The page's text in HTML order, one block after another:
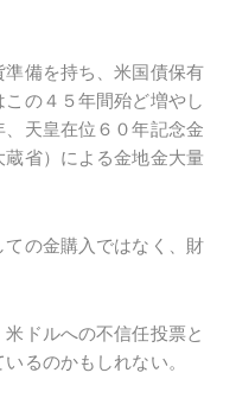
備を持ち、米国債保有
の４５年間殆ど増やし
天皇在位６０年記念金
省）による金地金大量
ての金購入ではなく、財
ドルへの不信任投票と
るのかもしれない。